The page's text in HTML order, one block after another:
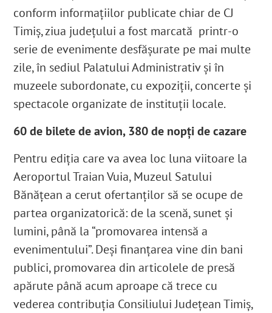
conform informațiilor publicate chiar de CJ
Timiș, ziua județului a fost marcată printr-o
serie de evenimente desfăşurate pe mai multe
zile, în sediul Palatului Administrativ şi în
muzeele subordonate, cu expoziții, concerte și
spectacole organizate de instituții locale.
60 de bilete de avion, 380 de nopți de cazare
Pentru ediţia care va avea loc luna viitoare la
Aeroportul Traian Vuia, Muzeul Satului
Bănăţean a cerut ofertanților să se ocupe de
partea organizatorică: de la scenă, sunet și
lumini, până la “promovarea intensă a
evenimentului”.Deși finanţarea vine din bani
publici, promovarea din articolele de presă
apărute până acum aproape că trece cu
vederea contribuția Consiliului Județean Timiș,